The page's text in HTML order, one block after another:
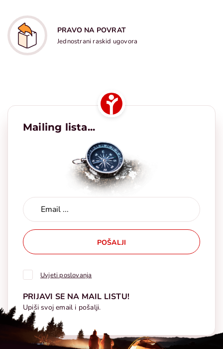
PRAVO NA POVRAT
Jednostrani raskid ugovora
Mailing lista...
POŠALJI
Uvjeti poslovanja
PRIJAVI SE NA MAIL LISTU!
Upiši svoj email i pošalji.